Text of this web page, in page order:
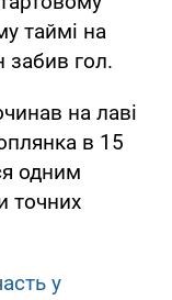
таймі на
забив гол.
на лаві
в 15
одним
точних
у